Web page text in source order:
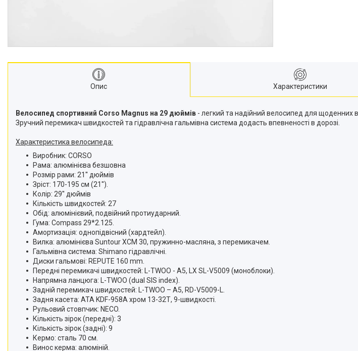
Опис Характеристики
Велосипед спортивний Corso Magnus на 29 дюймів - легкий та надійний велосипед для щоденних
Зручний перемикач швидкостей та гідравлічна гальмівна система додасть впевненості в дорозі.
Характеристика велосипеда:
Виробник: CORSO
Рама: алюмінієва безшовна
Розмір рами: 21'' дюймів
Зріст: 170-195 см (21'').
Колір: 29'' дюймів
Кількість швидкостей: 27
Обід: алюмінієвий, подвійний протиударний.
Гума: Compass 29*2.125.
Амортизація: однопідвісний (хардтейл).
Вилка: алюмінієва Suntour XCM 30, пружинно-масляна, з перемикачем.
Гальмівна система: Shimano гідравлічні.
Диски гальмові: REPUTE 160 mm.
Передні перемикачі швидкостей: L-TWOO - A5, LX SL-V5009 (моноблоки).
Напрямна ланцюга: L-TWOO (dual SIS index).
Задній перемикач швидкостей: L-TWOO – A5, RD-V5009-L.
Задня касета: ATA KDF-958A хром 13-32Т, 9-швидкості.
Рульовий стовпчик: NECO.
Кількість зірок (передні): 3
Кількість зірок (задні): 9
Кермо: сталь 70 см.
Винос керма: алюміній.